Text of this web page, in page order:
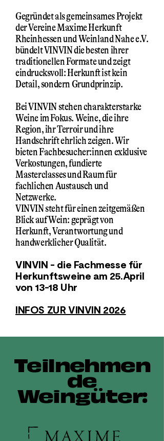
Gegründet als gemeinsames Projekt
der Vereine Maxime Herkunft
Rheinhessen und Weinland Nahe e.V.
bündelt VINVIN die besten ihrer
traditionellen Formate und zeigt
eindrucksvoll: Herkunft ist kein
Detail, sondern Grundprinzip.
Bei VINVIN stehen charakterstarke
Weine im Fokus. Weine, die ihre
Region, ihr Terroir und ihre
Handschrift ehrlich zeigen. Wir
bieten Fachbesucher:innen exklusive
Verkostungen, fundierte
Masterclasses und Raum für
fachlichen Austausch und
Netzwerke.
VINVIN steht für einen zeitgemäßen
Blick auf Wein: geprägt von
Herkunft, Verantwortung und
handwerklicher Qualität.
VINVIN - die Fachmesse für
Herkunftsweine am 25.April
von 13-18 Uhr
INFOS ZUR VINVIN 2026
Teilnehmen
de
Weingüter: